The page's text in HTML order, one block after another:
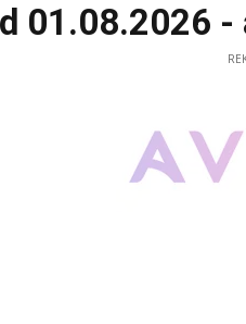
01.08.2026